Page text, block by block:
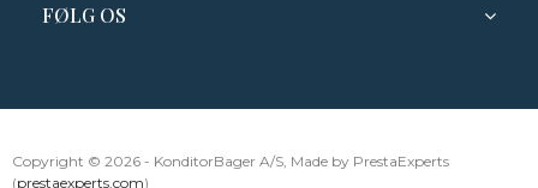
FØLG OS
Copyright © 2026 - KonditorBager A/S, Made by PrestaExperts
(prestaexperts.com)